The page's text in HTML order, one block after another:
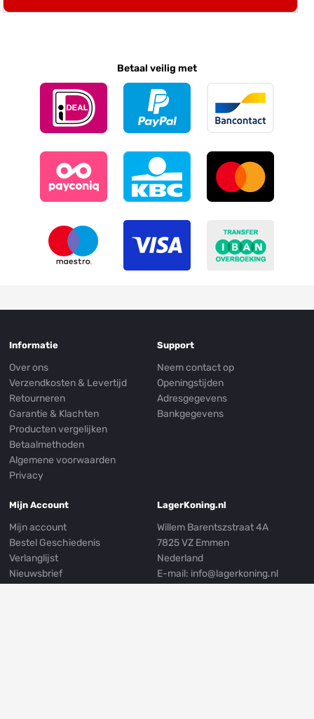
Betaal veilig met
Informatie
Over ons
Verzendkosten & Levertijd
Retourneren
Garantie & Klachten
Producten vergelijken
Betaalmethoden
Algemene voorwaarden
Privacy
Support
Neem contact op
Openingstijden
Adresgegevens
Bankgegevens
Mijn Account
Mijn account
Bestel Geschiedenis
Verlanglijst
Nieuwsbrief
LagerKoning.nl
Willem Barentszstraat 4A
7825 VZ Emmen
Nederland
E-mail: info@lagerkoning.nl